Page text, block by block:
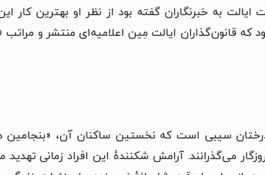
به خبرنگاران گفته بود از نظر او بهترین کار
آن‌ها بسوزانند و خاکستر کنند. در سال ۲۰۱۰ میلادی بود که قانون‌گذاران ایالت مِین
سیبی است که نخستین ساکنان آن، «بنجامین
می‌گذرانند. آرامش شکنندهٔ این افراد زمانی